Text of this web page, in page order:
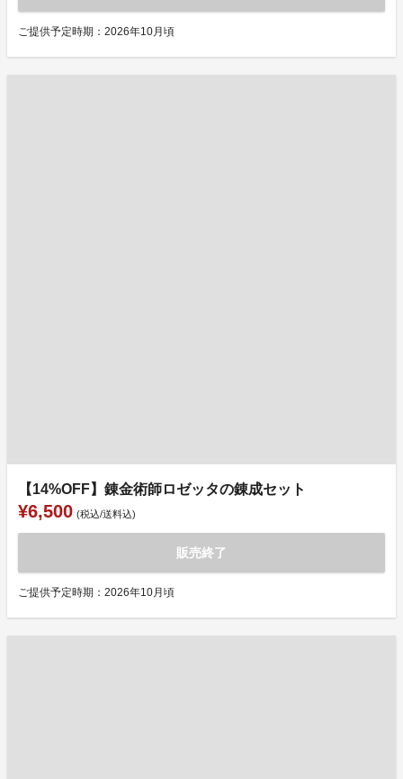
ご提供予定時期：2026年10月頃
【14%OFF】錬金術師ロゼッタの錬成セット
¥6,500 (税込/送料込)
販売終了
ご提供予定時期：2026年10月頃